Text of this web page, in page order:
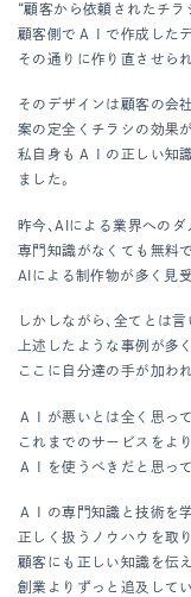
“顧客から依頼されたチラ
顧客側でＡＩで作成した
その通りに作り直させら
そのデザインは顧客の会
案の定全くチラシの効果が
私自身もＡＩの正しい知
ました。
昨今、AIによる業界へのダ
専門知識がなくても無料で
AIによる制作物が多く見
しかしながら、全てとは
上述したような事例が多く
ここに自分達の手が加われ
ＡＩが悪いとは全く思って
これまでのサービスをよ
ＡＩを使うべきだと思って
ＡＩの専門知識と技術を学
正しく扱うノウハウを取り
顧客にも正しい知識を伝え
創業よりずっと追及して